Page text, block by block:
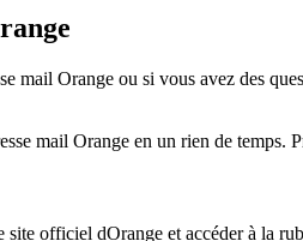
mail Orange ou si vous avez des
mail Orange en un rien de
officiel dOrange et accéder à la